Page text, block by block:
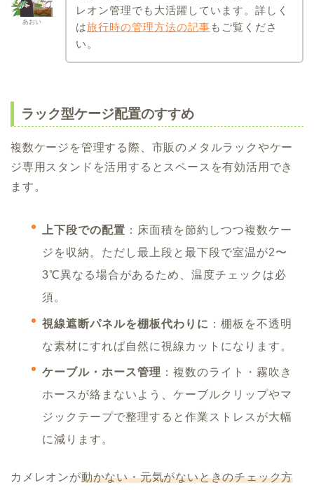
あおい
レオン管理でも大活躍しています。詳しく
は旅行時の管理方法の記事 もご覧くださ
い。
ラック型ケージ配置のすすめ
複数ケージを管理する際、市販のメタルラックやケー
ジ専用スタンドを活用するとスペースを有効活用でき
ます。
上下段での配置 ：床面積を節約しつつ複数ケー
ジを収納。ただし最上段と最下段で室温が2〜
3℃異なる場合があるため、温度チェックは必
須。
視線遮断パネルを棚板代わりに ：棚板を不透明
な素材にすれば自然に視線カットになります。
ケーブル・ホース管理 ：複数のライト・霧吹き
ホースが絡まないよう、ケーブルクリップやマ
ジックテープで整理すると作業ストレスが大幅
に減ります。
カメレオンが動かない・元気がないときのチェック方